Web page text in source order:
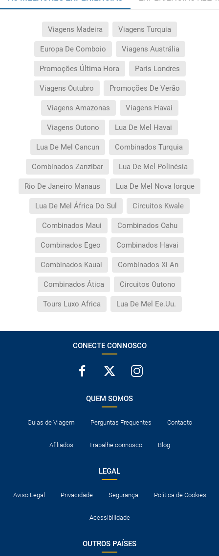
Viagens Madeira Viagens Turquia
Europa De Comboio Viagens Austrália
Promoções Última Hora Paris Londres
Viagens Outubro Promoções De Verão
Viagens Amazonas Viagens Havai
Viagens Outono Lua De Mel Havai
Lua De Mel Cancun Combinados Turquia
Combinados Zanzibar Lua De Mel Polinésia
Rio De Janeiro Manaus Lua De Mel Nova Iorque
Lua De Mel África Do Sul Circuitos Kwale
Combinados Maui Combinados Oahu
Combinados Egeo Combinados Havai
Combinados Kauai Combinados Xi An
Combinados Ática Circuitos Outono
Tours Luxo Africa Lua De Mel Ee.Uu.
CONECTE CONNOSCO
QUEM SOMOS
Guias de Viagem Perguntas Frequentes Contacto
Afiliados Trabalhe connosco Blog
LEGAL
Aviso Legal Privacidade Segurança Política de Cookies
Acessibilidade
OUTROS PAÍSES